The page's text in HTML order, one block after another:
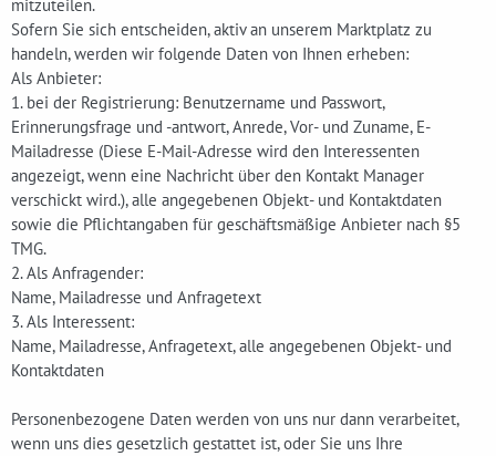
mitzuteilen.
Sofern Sie sich entscheiden, aktiv an unserem Marktplatz zu
handeln, werden wir folgende Daten von Ihnen erheben:
Als Anbieter:
1. bei der Registrierung: Benutzername und Passwort,
Erinnerungsfrage und -antwort, Anrede, Vor- und Zuname, E-
Mailadresse (Diese E-Mail-Adresse wird den Interessenten
angezeigt, wenn eine Nachricht über den Kontakt Manager
verschickt wird.), alle angegebenen Objekt- und Kontaktdaten
sowie die Pflichtangaben für geschäftsmäßige Anbieter nach §5
TMG.
2. Als Anfragender:
Name, Mailadresse und Anfragetext
3. Als Interessent:
Name, Mailadresse, Anfragetext, alle angegebenen Objekt- und
Kontaktdaten
Personenbezogene Daten werden von uns nur dann verarbeitet,
wenn uns dies gesetzlich gestattet ist, oder Sie uns Ihre